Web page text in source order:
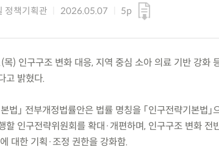
정책기획관 2026.05.07 5p
) 인구구조 변화 대응, 지역 중심 소아 의료 기반 강화
고 밝혔다.
법」 전부개정법률안은 법률 명칭을 「인구전략기본법」
할 인구전략위원회를 확대·개편하며, 인구구조 변화 전
대한 기획·조정 권한을 강화함.